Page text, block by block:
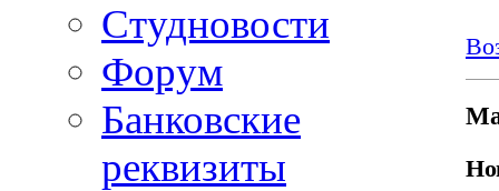
Студновости
Форум
Банковские
реквизиты